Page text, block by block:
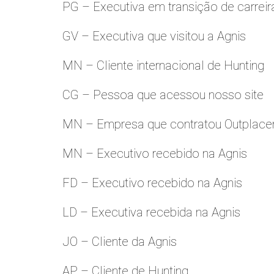
PG – Executiva em transição de
GV – Executiva que visitou a Agnis
MN – Cliente internacional de Hunting
CG – Pessoa que acessou nosso site
MN – Empresa que contratou
MN – Executivo recebido na Agnis
FD – Executivo recebido na Agnis
LD – Executiva recebida na Agnis
JO – Cliente da Agnis
AP – Cliente de Hunting